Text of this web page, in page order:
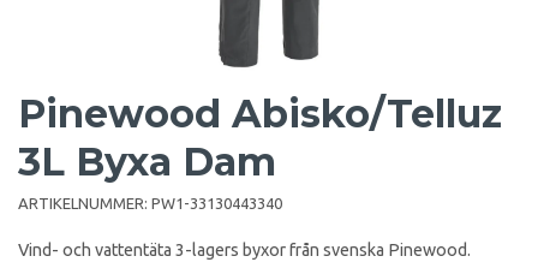
Pinewood Abisko/Telluz
3L Byxa Dam
ARTIKELNUMMER: PW1-33130443340
Vind- och vattentäta 3-lagers byxor från svenska Pinewood.